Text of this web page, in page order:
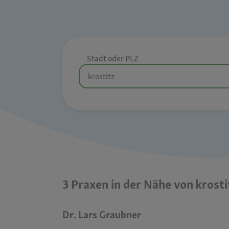
Stadt oder PLZ
3 Praxen in der Nähe von
Dr. Lars Graubner